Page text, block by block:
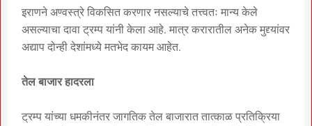
इराणने अण्वस्त्रे विकसित करणार नसल्याचे तत्त्वतः मान्य केले
असल्याचा दावा ट्रम्प यांनी केला आहे. मात्र करारातील अनेक मुद्द्यांवर
अद्याप दोन्ही देशांमध्ये मतभेद कायम आहेत.
तेल बाजार हादरला
ट्रम्प यांच्या धमकीनंतर जागतिक तेल बाजारात तात्काळ प्रतिक्रिया